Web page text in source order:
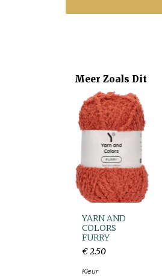
Meer Zoals Dit
YARN AND
COLORS
FURRY
€ 2.50
Kleur